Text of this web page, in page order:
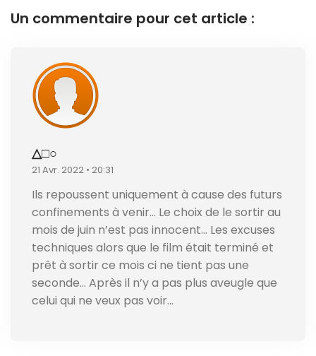
Un commentaire pour cet article :
△□○
21 Avr. 2022 • 20:31
Ils repoussent uniquement à cause des futurs
confinements à venir… Le choix de le sortir au
mois de juin n’est pas innocent… Les excuses
techniques alors que le film était terminé et
prêt à sortir ce mois ci ne tient pas une
seconde… Après il n’y a pas plus aveugle que
celui qui ne veux pas voir…